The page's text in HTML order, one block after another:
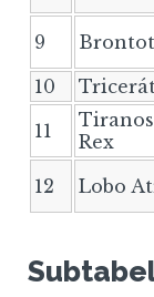
9
10
11
Rex
12 Lobo